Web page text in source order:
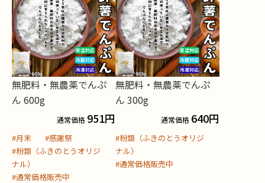
無肥料・無農薬でんぷ
ん 600g
通常価格 951円
#月末
#感謝祭
#粉類（ふきのとうオリジ
ナル）
#通常価格販売中
無肥料・無農薬でんぷ
ん 300g
通常価格 640円
#粉類（ふきのとうオリジ
ナル）
#通常価格販売中